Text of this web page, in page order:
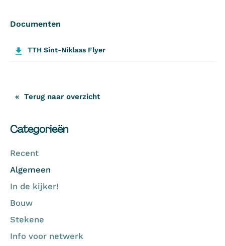
Categorieën
Recent
Algemeen
In de kijker!
Bouw
Stekene
Info voor netwerk
Documenten
TTH Sint-Niklaas Flyer
Terug naar overzicht